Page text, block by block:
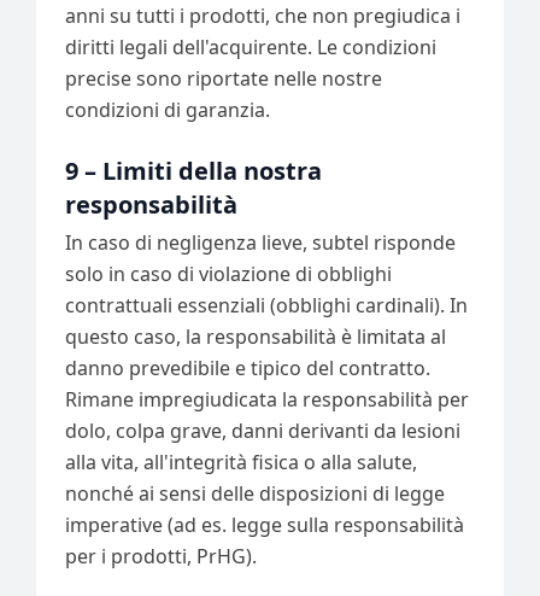
anni su tutti i prodotti, che non pregiudica i
diritti legali dell'acquirente. Le condizioni
precise sono riportate nelle nostre
condizioni di garanzia.
9 – Limiti della nostra
responsabilità
In caso di negligenza lieve, subtel risponde
solo in caso di violazione di obblighi
contrattuali essenziali (obblighi cardinali). In
questo caso, la responsabilità è limitata al
danno prevedibile e tipico del contratto.
Rimane impregiudicata la responsabilità per
dolo, colpa grave, danni derivanti da lesioni
alla vita, all'integrità fisica o alla salute,
nonché ai sensi delle disposizioni di legge
imperative (ad es. legge sulla responsabilità
per i prodotti, PrHG).